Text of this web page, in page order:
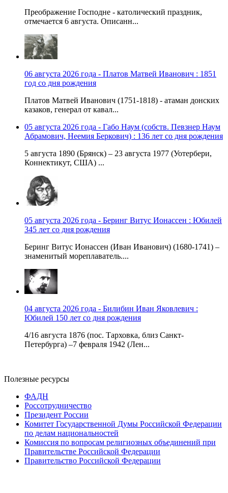
Преображение Господне - католический праздник,
отмечается 6 августа. Описанн...
06 августа 2026 года - Платов Матвей Иванович : 1851
год со дня рождения
Платов Матвей Иванович (1751-1818) - атаман донских
казаков, генерал от кавал...
05 августа 2026 года - Габо Наум (собств. Певзнер Наум
Абрамович, Неемия Беркович) : 136 лет со дня рождения
5 августа 1890 (Брянск) – 23 августа 1977 (Уотербери,
Коннектикут, США) ...
05 августа 2026 года - Беринг Витус Ионассен : Юбилей
345 лет со дня рождения
Беринг Витус Ионассен (Иван Иванович) (1680-1741) –
знаменитый мореплаватель....
04 августа 2026 года - Билибин Иван Яковлевич :
Юбилей 150 лет со дня рождения
4/16 августа 1876 (пос. Тарховка, близ Санкт-
Петербурга) –7 февраля 1942 (Лен...
Полезные ресурсы
ФАДН
Россотрудничество
Президент России
Комитет Государственной Думы Российской Федерации
по делам национальностей
Комиссия по вопросам религиозных объединений при
Правительстве Российской Федерации
Правительство Российской Федерации